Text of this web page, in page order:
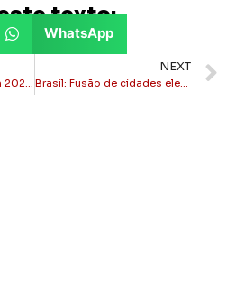
texto:
WhatsApp
NEXT
Brasil: Fusão de cidades elevaria em 36% sua capacidade de pagar as contas